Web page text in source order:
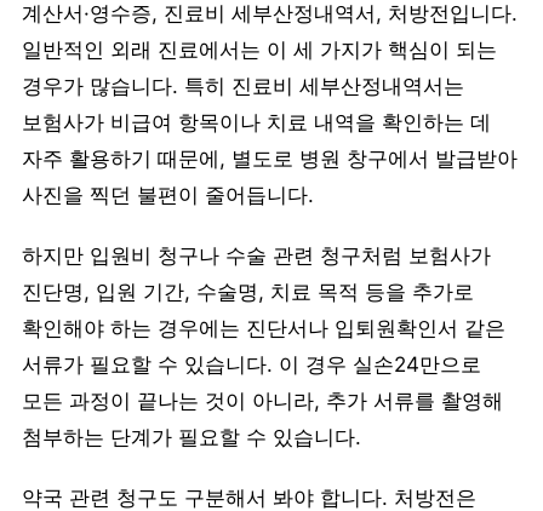
계산서·영수증, 진료비 세부산정내역서, 처방전입니다.
일반적인 외래 진료에서는 이 세 가지가 핵심이 되는
경우가 많습니다. 특히 진료비 세부산정내역서는
보험사가 비급여 항목이나 치료 내역을 확인하는 데
자주 활용하기 때문에, 별도로 병원 창구에서 발급받아
사진을 찍던 불편이 줄어듭니다.
하지만 입원비 청구나 수술 관련 청구처럼 보험사가
진단명, 입원 기간, 수술명, 치료 목적 등을 추가로
확인해야 하는 경우에는 진단서나 입퇴원확인서 같은
서류가 필요할 수 있습니다. 이 경우 실손24만으로
모든 과정이 끝나는 것이 아니라, 추가 서류를 촬영해
첨부하는 단계가 필요할 수 있습니다.
약국 관련 청구도 구분해서 봐야 합니다. 처방전은